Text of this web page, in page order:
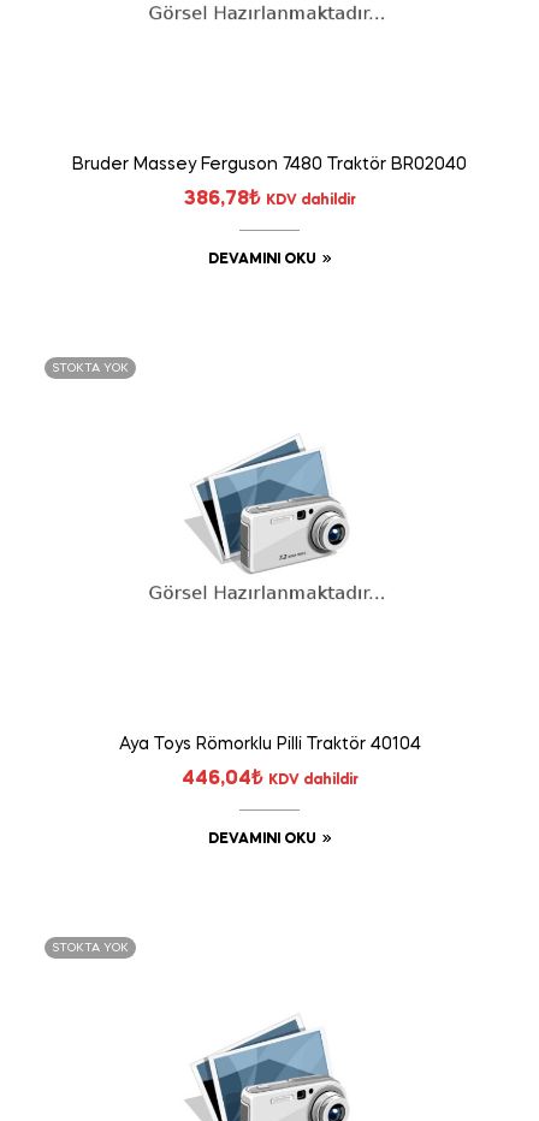
Bruder Massey Ferguson 7480 Traktör BR02040
386,78₺ KDV dahildir
DEVAMINI OKU
STOKTA YOK
Aya Toys Römorklu Pilli Traktör 40104
446,04₺ KDV dahildir
DEVAMINI OKU
STOKTA YOK